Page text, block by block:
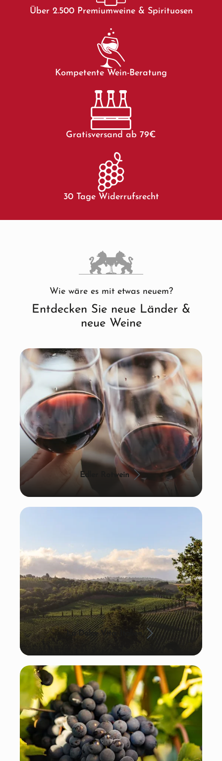
Über 2.500 Premiumweine & Spirituosen
Kompetente Wein-Beratung
Gratisversand ab 79€
30 Tage Widerrufsrecht
Wie wäre es mit etwas neuem?
Entdecken Sie neue Länder &
neue Weine
Edler Rotwein
La Dolce Vita: Italien